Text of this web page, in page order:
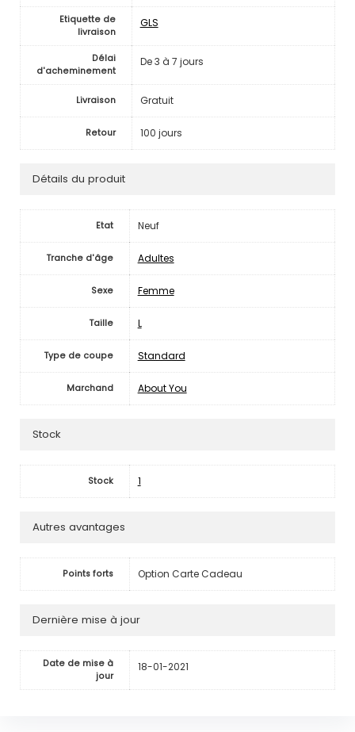
Etiquette de
livraison
GLS
Délai
d'acheminement
De 3 à 7 jours
Livraison Gratuit
Retour 100 jours
Détails du produit
Etat Neuf
Tranche d'âge Adultes
Sexe Femme
Taille L
Type de coupe Standard
Marchand About You
Stock
Stock 1
Autres avantages
Points forts Option Carte Cadeau
Dernière mise à jour
Date de mise à
jour
18-01-2021